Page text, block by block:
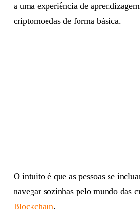
a uma experiência de
criptomoedas de forma básica.
O intuito é que as pessoas se
navegar sozinhas pelo mundo das
Blockchain.